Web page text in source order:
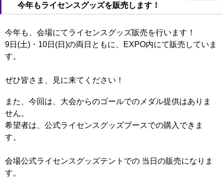
今年もライセンスグッズを販売します！
今年も、会場にてライセンスグッズ販売を行います！
9日(土)・10日(日)の両日ともに、EXPO内にて販売していま
す。
ぜひ皆さま、見に来てください！
また、今回は、大会からのゴールでのメダル提供はありま
せん。
希望者は、公式ライセンスグッズブースでの購入できま
す。
会場公式ライセンスグッズテントでの 当日の販売になりま
す。